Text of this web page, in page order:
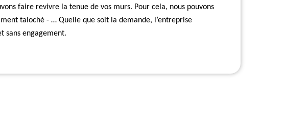
faire revivre la tenue de vos murs. Pour cela, nous pouvons
taloché - … Quelle que soit la demande, l’entreprise
sans engagement.